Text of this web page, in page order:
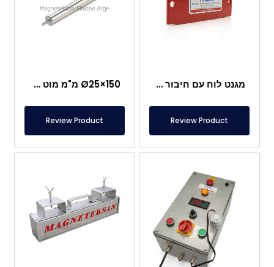
מגנט לוח עם חיבור מיוחד מניאודימיום
Review Product
Ø25×150 מ"מ מוט מגנטי עם בורג מוט – ראש בצורת קליע
Review Product